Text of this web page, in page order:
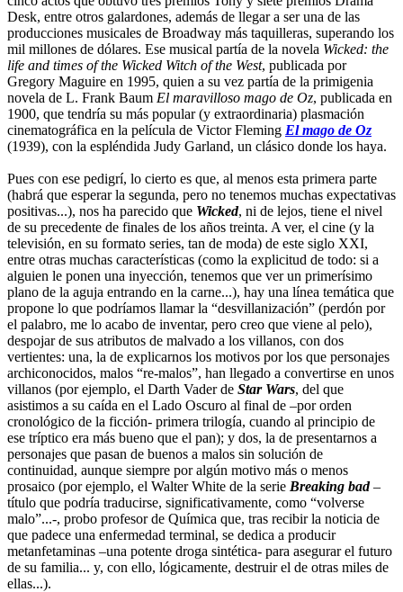
Desk, entre otros galardones, además de llegar a ser una de las
producciones musicales de Broadway más taquilleras, superando los
mil millones de dólares. Ese musical partía de la novela Wicked: the
life and times of the Wicked Witch of the West, publicada por
Gregory Maguire en 1995, quien a su vez partía de la primigenia
novela de L. Frank Baum El maravilloso mago de Oz, publicada en
1900, que tendría su más popular (y extraordinaria) plasmación
cinematográfica en la película de Victor Fleming El mago de Oz
(1939), con la espléndida Judy Garland, un clásico donde los haya.
Pues con ese pedigrí, lo cierto es que, al menos esta primera parte
(habrá que esperar la segunda, pero no tenemos muchas expectativas
positivas...), nos ha parecido que Wicked, ni de lejos, tiene el nivel
de su precedente de finales de los años treinta. A ver, el cine (y la
televisión, en su formato series, tan de moda) de este siglo XXI,
entre otras muchas características (como la explicitud de todo: si a
alguien le ponen una inyección, tenemos que ver un primerísimo
plano de la aguja entrando en la carne...), hay una línea temática que
propone lo que podríamos llamar la “desvillanización” (perdón por
el palabro, me lo acabo de inventar, pero creo que viene al pelo),
despojar de sus atributos de malvado a los villanos, con dos
vertientes: una, la de explicarnos los motivos por los que personajes
archiconocidos, malos “re-malos”, han llegado a convertirse en unos
villanos (por ejemplo, el Darth Vader de Star Wars, del que
asistimos a su caída en el Lado Oscuro al final de –por orden
cronológico de la ficción- primera trilogía, cuando al principio de
ese tríptico era más bueno que el pan); y dos, la de presentarnos a
personajes que pasan de buenos a malos sin solución de
continuidad, aunque siempre por algún motivo más o menos
prosaico (por ejemplo, el Walter White de la serie Breaking bad–
título que podría traducirse, significativamente, como “volverse
malo”...-, probo profesor de Química que, tras recibir la noticia de
que padece una enfermedad terminal, se dedica a producir
metanfetaminas –una potente droga sintética- para asegurar el futuro
de su familia... y, con ello, lógicamente, destruir el de otras miles de
ellas...).